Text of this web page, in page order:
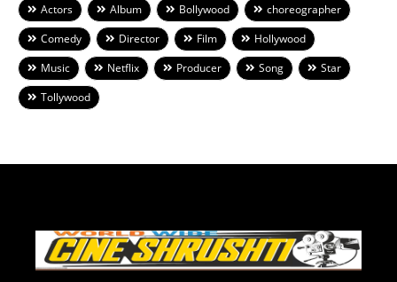
Actors Album Bollywood
choreographer
Comedy
Director Film
Hollywood
Music
Netflix Producer Song
Star
Tollywood